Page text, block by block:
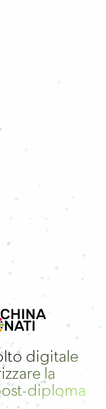
digitale
la
diploma